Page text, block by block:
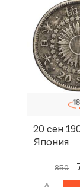
20 сен
Япония
850